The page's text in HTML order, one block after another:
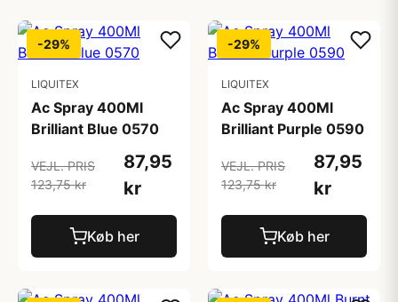
-29%
LIQUITEX
Ac Spray 400Ml
Brilliant Blue 0570
VEJL. PRIS
123,75 kr
87,95
kr
Køb her
-29%
LIQUITEX
Ac Spray 400Ml
Brilliant Purple 0590
VEJL. PRIS
123,75 kr
87,95
kr
Køb her